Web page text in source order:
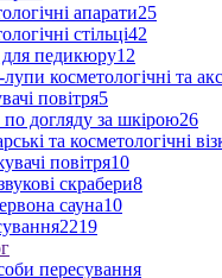
апарати25
стільці42
для педикюру12
косметологічні та
повітря5
по догляду за шкірою26
та косметологічні
повітря10
скрабери8
сауна10
2219
пересування